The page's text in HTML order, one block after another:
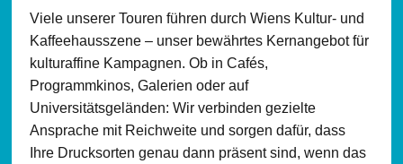
Viele unserer Touren führen durch Wiens Kultur- und
Kaffeehausszene – unser bewährtes Kernangebot für
kulturaffine Kampagnen. Ob in Cafés,
Programmkinos, Galerien oder auf
Universitätsgeländen: Wir verbinden gezielte
Ansprache mit Reichweite und sorgen dafür, dass
Ihre Drucksorten genau dann präsent sind, wenn das